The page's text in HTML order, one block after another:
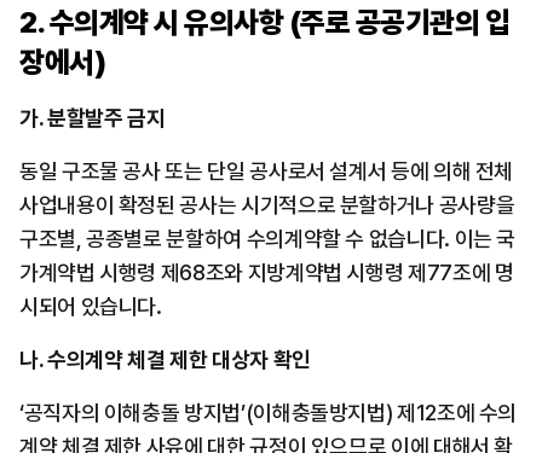
2. 수의계약 시 유의사항 (주로 공공기관의 입
장에서)
가. 분할발주 금지
동일 구조물 공사 또는 단일 공사로서 설계서 등에 의해 전체
사업내용이 확정된 공사는 시기적으로 분할하거나 공사량을
구조별, 공종별로 분할하여 수의계약할 수 없습니다. 이는 국
가계약법 시행령 제68조와 지방계약법 시행령 제77조에 명
시되어 있습니다.
나. 수의계약 체결 제한 대상자 확인
‘공직자의 이해충돌 방지법’(이해충돌방지법) 제12조에 수의
계약 체결 제한 사유에 대한 규정이 있으므로 이에 대해서 확